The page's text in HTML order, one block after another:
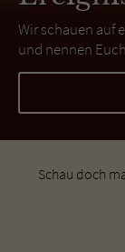
Wir schauen auf
und nennen
Schau doch